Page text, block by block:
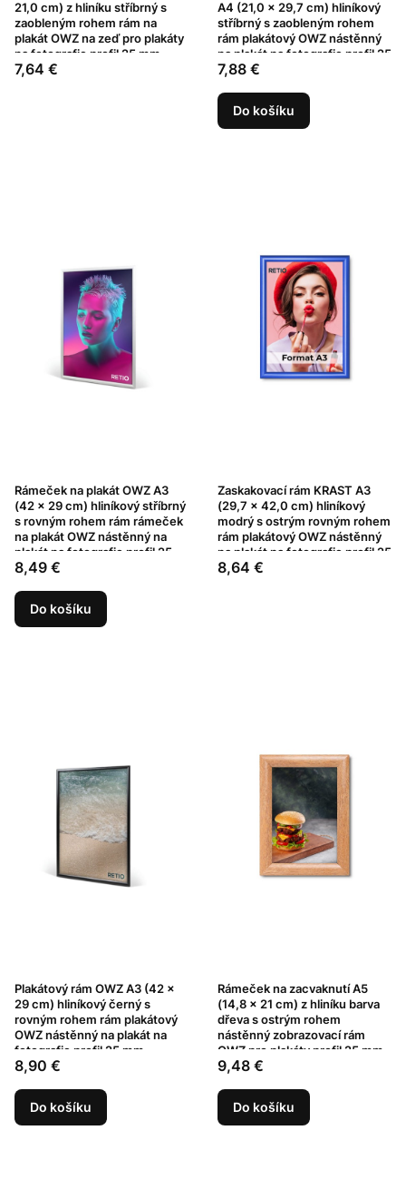
21,0 cm) z hliníku stříbrný s
zaobleným rohem rám na
plakát OWZ na zeď pro plakáty
na fotografie profil 25 mm
Cena
7,64 €
A4 (21,0 x 29,7 cm) hliníkový
stříbrný s zaobleným rohem
rám plakátový OWZ nástěnný
na plakát na fotografie profil 25
mm
Cena
7,88 €
Do košíku
Rámeček na plakát OWZ A3
(42 x 29 cm) hliníkový stříbrný
s rovným rohem rám rámeček
na plakát OWZ nástěnný na
plakát na fotografie profil 25
mm
Cena
8,49 €
Do košíku
Zaskakovací rám KRAST A3
(29,7 x 42,0 cm) hliníkový
modrý s ostrým rovným rohem
rám plakátový OWZ nástěnný
na plakát na fotografie profil 25
mm
Cena
8,64 €
Plakátový rám OWZ A3 (42 x
29 cm) hliníkový černý s
rovným rohem rám plakátový
OWZ nástěnný na plakát na
fotografie profil 25 mm
Cena
8,90 €
Do košíku
Rámeček na zacvaknutí A5
(14,8 x 21 cm) z hliníku barva
dřeva s ostrým rohem
nástěnný zobrazovací rám
OWZ pro plakáty profil 25 mm
Cena
9,48 €
Do košíku